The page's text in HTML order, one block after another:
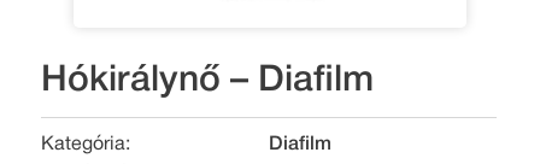
Hókirálynő – Diafilm
Kategória:
Diafilm